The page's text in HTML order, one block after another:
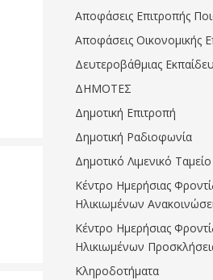
Αποφάσεις Επιτροπής
Αποφάσεις Οικονομικής
Δευτεροβάθμιας
ΔΗΜΟΤΕΣ
Δημοτική Επιτροπή
Δημοτική Ραδιοφωνία
Δημοτικό Λιμενικό Ταμείο
Κέντρο Ημερήσιας
Ηλικιωμένων
Κέντρο Ημερήσιας
Ηλικιωμένων
Κληροδοτήματα